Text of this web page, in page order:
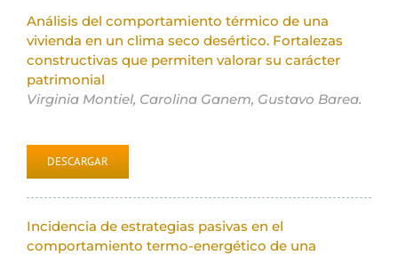
Análisis del comportamiento térmico de una
vivienda en un clima seco desértico. Fortalezas
constructivas que permiten valorar su carácter
patrimonial
Virginia Montiel, Carolina Ganem, Gustavo Barea.
DESCARGAR
Incidencia de estrategias pasivas en el
comportamiento termo-energético de una